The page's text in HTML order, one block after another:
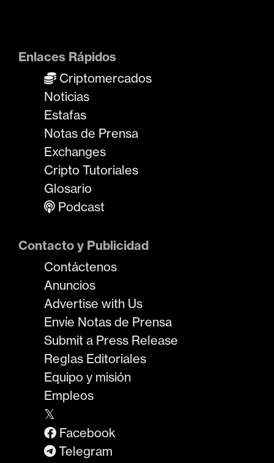
Enlaces Rápidos
Criptomercados
Noticias
Estafas
Notas de Prensa
Exchanges
Cripto Tutoriales
Glosario
Podcast
Contacto y Publicidad
Contáctenos
Anuncios
Advertise with Us
Envíe Notas de Prensa
Submit a Press Release
Reglas Editoriales
Equipo y misión
Empleos
𝕏
Facebook
Telegram